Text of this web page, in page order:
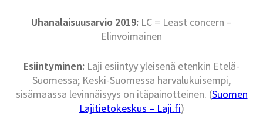
Uhanalaisuusarvio 2019: LC = Least concern –
Elinvoimainen
Esiintyminen: Laji esiintyy yleisenä etenkin Etelä-
Suomessa; Keski-Suomessa harvalukuisempi,
sisämaassa levinnäisyys on itäpainotteinen. (Suomen
Lajitietokeskus – Laji.fi)